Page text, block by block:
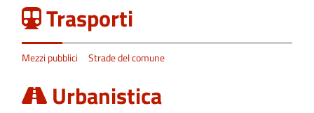
Trasporti
Mezzi pubblici Strade del comune
Urbanistica